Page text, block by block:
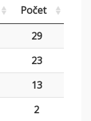
Počet
29
23
13
2